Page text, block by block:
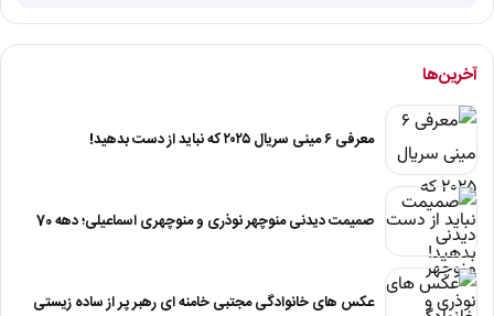
آخرین‌ها
معرفی ۶ مینی سریال ۲۰۲۵ که نباید از دست بدهید!
صمیمت دیدنی منوچهر نوذری و منوچهری اسماعیلی؛ دهه 70
عکس های خانوادگی مجتبی خامنه ای رهبر پر از ساده زیستی